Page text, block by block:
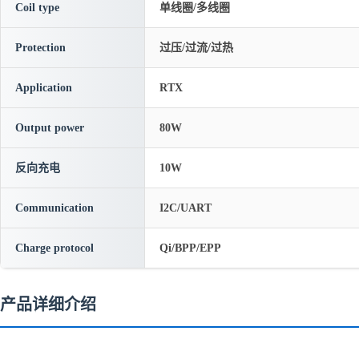
Coil type 单线圈/多线圈
Protection 过压/过流/过热
Application RTX
Output power 80W
反向充电 10W
Communication I2C/UART
Charge protocol Qi/BPP/EPP
产品详细介绍